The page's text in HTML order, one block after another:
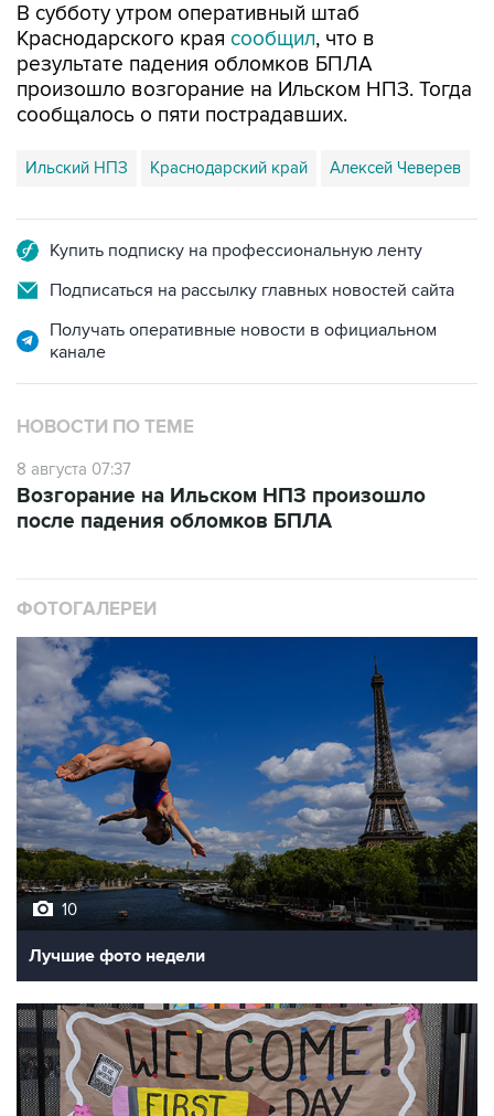
В субботу утром оперативный штаб
Краснодарского края сообщил, что в
результате падения обломков БПЛА
произошло возгорание на Ильском НПЗ. Тогда
сообщалось о пяти пострадавших.
Ильский НПЗ Краснодарский край Алексей Чеверев
Купить подписку на профессиональную ленту
Подписаться на рассылку главных новостей сайта
Получать оперативные новости в официальном
канале
НОВОСТИ ПО ТЕМЕ
8 августа 07:37
Возгорание на Ильском НПЗ произошло
после падения обломков БПЛА
ФОТОГАЛЕРЕИ
10
Лучшие фото недели